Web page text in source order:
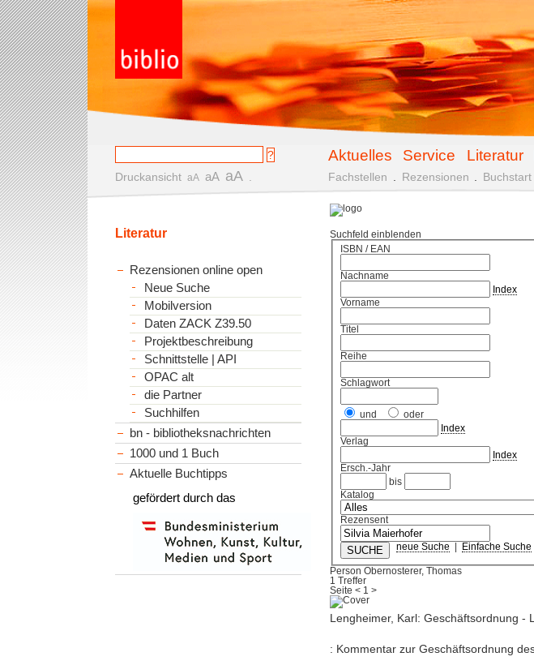
Aktuelles Service Literatur
Druckansicht aA aA aA Fachstellen Rezensionen Buchstart
Suchfeld einblenden
ISBN / EAN
Nachname
Index
Vorname
Titel
Reihe
Schlagwort
und
oder
Index
Verlag
Index
Ersch.-Jahr
bis
Katalog
Rezensent
neue Suche Einfache Suche
Person Obernosterer, Thomas
1 Treffer
Seite< 1 >
Lengheimer, Karl: Geschäftsordnung -
: Kommentar zur Geschäftsordnung
Literatur
Rezensionen online open
Neue Suche
Mobilversion
Daten ZACK Z39.50
Projektbeschreibung
Schnittstelle | API
OPAC alt
die Partner
Suchhilfen
bn - bibliotheksnachrichten
1000 und 1 Buch
Aktuelle Buchtipps
gefördert durch das